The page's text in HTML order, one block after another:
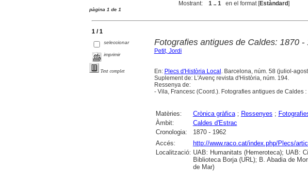
Mostrant:
1 .. 1 en el format [Estàndard]
pàgina 1 de 1
1 / 1
seleccionar
imprimir
Text complet
Fotografies antigues de Caldes: 1870 -
Petit, Jordi
En: Plecs d'Història Local. Barcelona, núm. 58 (juliol-
Suplement de: L'Avenç revista d'Història, núm. 194.
Ressenya de:
- Vila, Francesc (Coord.). Fotografies antigues de Caldes
Matèries: Crònica gràfica; Ressenyes ;
Àmbit:
Caldes d'Estrac
Cronologia:
1870 - 1962
Accés:
http://www.raco.cat/index.php/Plecs/
Localització: UAB: Humanitats (Hemeroteca); UAB:
Biblioteca Borja (URL); B. Abadia de
de Mar)